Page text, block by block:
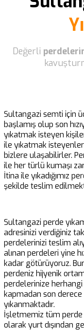
Değerli
Sultangazi semti için
başlamış olup son
yıkatmak isteyen
ile yıkatmak
bizlere ulaşabilirler.
ile her türlü kumaşı
İtina ile yıkadığımız
şekilde teslim
Sultangazi perde
adresinizi verdiğiniz
perdelerinizi teslim
alınan perdeleri yine
kadar götürüyoruz.
perdeniz hijyenik
perdelerinize
kapmadan son
yıkanmaktadır.
İşletmemiz tüm
olarak yurt dışından